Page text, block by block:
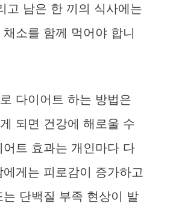
고 남은 한 끼의 식사에는
소를 함께 먹어야 합니
다이어트 하는 방법은
되면 건강에 해로울 수
트 효과는 개인마다 다
게는 피로감이 증가하고
단백질 부족 현상이 발